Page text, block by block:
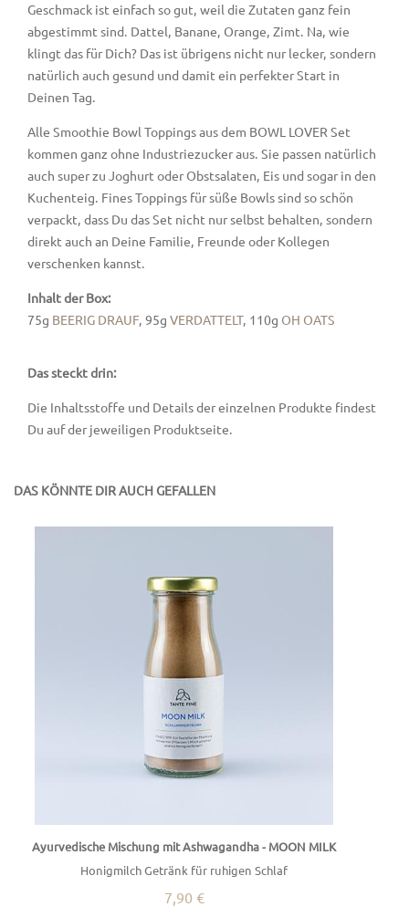
Geschmack ist einfach so gut, weil die Zutaten ganz fein
abgestimmt sind. Dattel, Banane, Orange, Zimt. Na, wie
klingt das für Dich? Das ist übrigens nicht nur lecker, sondern
natürlich auch gesund und damit ein perfekter Start in
Deinen Tag.
Alle Smoothie Bowl Toppings aus dem BOWL LOVER Set
kommen ganz ohne Industriezucker aus. Sie passen natürlich
auch super zu Joghurt oder Obstsalaten, Eis und sogar in den
Kuchenteig. Fines Toppings für süße Bowls sind so schön
verpackt, dass Du das Set nicht nur selbst behalten, sondern
direkt auch an Deine Familie, Freunde oder Kollegen
verschenken kannst.
Inhalt der Box:
75g BEERIG DRAUF, 95g VERDATTELT, 110g OH OATS
Das steckt drin:
Die Inhaltsstoffe und Details der einzelnen Produkte findest
Du auf der jeweiligen Produktseite.
DAS KÖNNTE DIR AUCH GEFALLEN
Ayurvedische Mischung mit Ashwagandha - MOON MILK
Honigmilch Getränk für ruhigen Schlaf
7,90 €